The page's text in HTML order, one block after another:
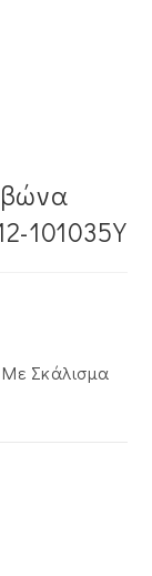
101035Y
Με Σκάλισμα